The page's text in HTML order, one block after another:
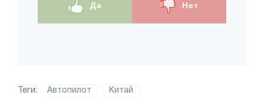
Да Нет
Теги: Автопилот Китай